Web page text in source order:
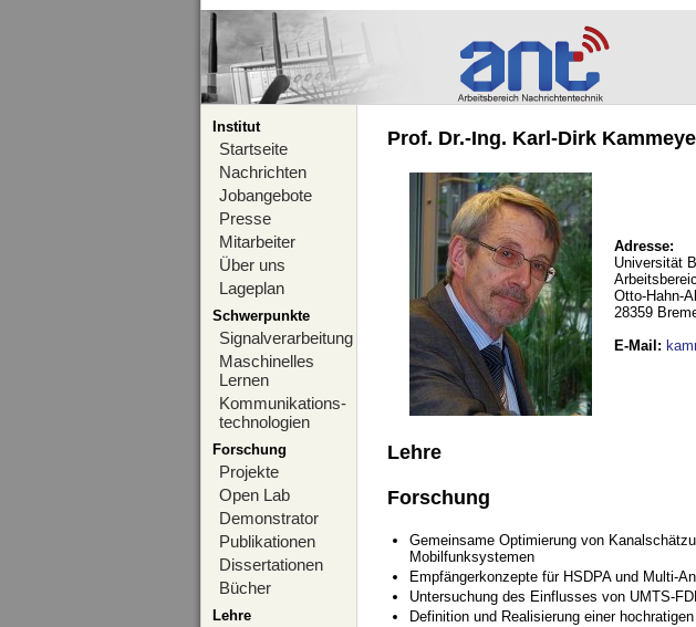
Institut
Startseite
Nachrichten
Jobangebote
Presse
Mitarbeiter
Über uns
Lageplan
Schwerpunkte
Signalverarbeitung
Maschinelles
Lernen
Kommunikations-
technologien
Forschung
Projekte
Open Lab
Demonstrator
Publikationen
Dissertationen
Bücher
Lehre
Prof. Dr.-Ing. Karl-Dirk
Adresse:
Universität
Otto-Hahn-
28359
E-Mail :
Lehre
Forschung
Gemeinsame Optimierung von
Mobilfunksystemen
Empfängerkonzepte für HSDPA und Multi-
Untersuchung des Einflusses von UMTS-
Definition und Realisierung einer